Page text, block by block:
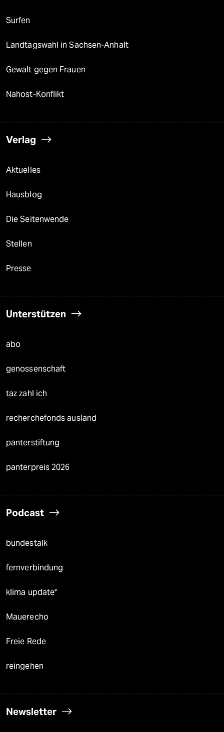
Surfen
Landtagswahl in Sachsen-Anhalt
Gewalt gegen Frauen
Nahost-Konflikt
Verlag
Aktuelles
Hausblog
Die Seitenwende
Stellen
Presse
Unterstützen
abo
genossenschaft
taz zahl ich
recherchefonds ausland
panterstiftung
panterpreis 2026
Podcast
bundestalk
fernverbindung
klima update°
Mauerecho
Freie Rede
reingehen
Newsletter